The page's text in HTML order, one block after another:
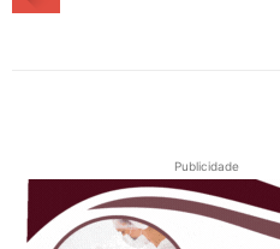
Publicidade